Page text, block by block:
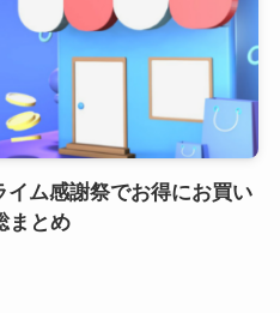
イム感謝祭でお得にお買い
まとめ